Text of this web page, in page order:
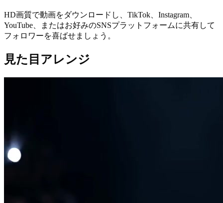
HD画質で動画をダウンロードし、TikTok、Instagram、
YouTube、またはお好みのSNSプラットフォームに共有して
フォロワーを喜ばせましょう。
見た目アレンジ